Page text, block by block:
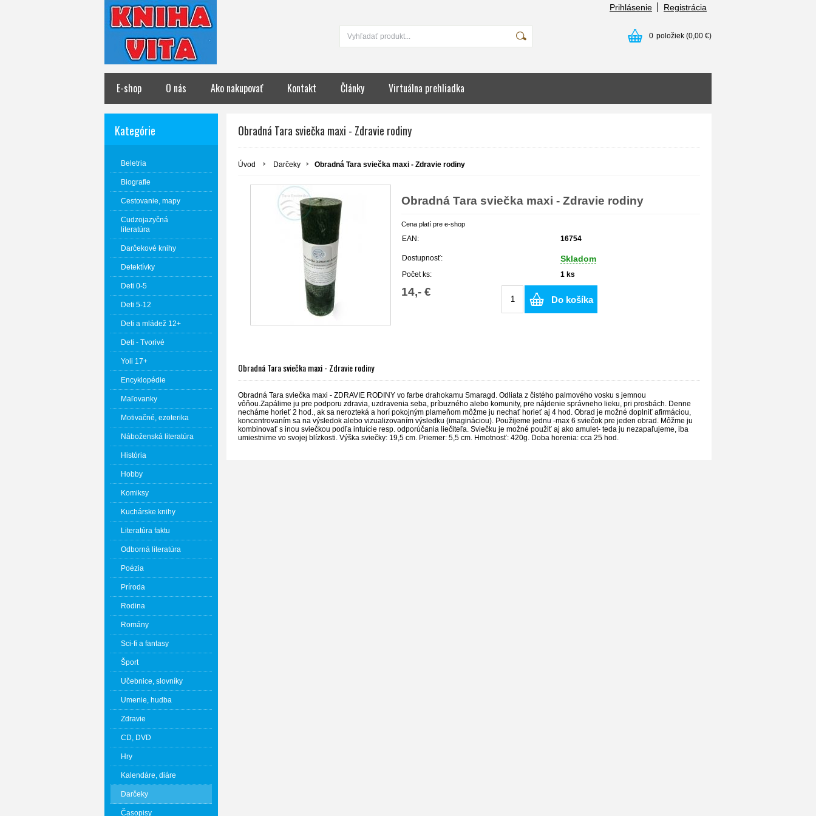
Prihlásenie Registrácia
0 položiek (0,00 €)
E-shop O nás Ako nakupovať Kontakt Články Virtuálna prehliadka
Kategórie
Beletria
Biografie
Cestovanie, mapy
Cudzojazyčná
literatúra
Darčekové knihy
Detektívky
Deti 0-5
Deti 5-12
Deti a mládež 12+
Deti - Tvorivé
Yoli 17+
Encyklopédie
Maľovanky
Motivačné, ezoterika
Náboženská literatúra
História
Hobby
Komiksy
Kuchárske knihy
Literatúra faktu
Odborná literatúra
Poézia
Príroda
Rodina
Romány
Sci-fi a fantasy
Šport
Učebnice, slovníky
Umenie, hudba
Zdravie
CD, DVD
Hry
Kalendáre, diáre
Darčeky
Časopisy
Obradná Tara sviečka maxi - Zdravie rodiny
Úvod Darčeky Obradná Tara sviečka maxi - Zdravie rodiny
Obradná Tara sviečka maxi - Zdravie rodiny
Cena platí pre e-shop
EAN: 16754
Dostupnosť: Skladom
Počet ks: 1 ks
14,- €
Do košíka
Obradná Tara sviečka maxi - Zdravie rodiny
Obradná Tara sviečka maxi - ZDRAVIE RODINY vo farbe drahokamu Smaragd. Odliata z čistého palmového vosku s jemnou
vôňou.Zapálime ju pre podporu zdravia, uzdravenia seba, príbuzného alebo komunity, pre nájdenie správneho lieku, pri prosbách. Denne
necháme horieť 2 hod., ak sa nerozteká a horí pokojným plameňom môžme ju nechať horieť aj 4 hod. Obrad je možné doplniť afirmáciou,
koncentrovaním sa na výsledok alebo vizualizovaním výsledku (imagináciou). Použijeme jednu -max 6 sviečok pre jeden obrad. Môžme ju
kombinovať s inou sviečkou podľa intuície resp. odporúčania liečiteľa. Sviečku je možné použiť aj ako amulet- teda ju nezapaľujeme, iba
umiestnime vo svojej blízkosti. Výška sviečky: 19,5 cm. Priemer: 5,5 cm. Hmotnosť: 420g. Doba horenia: cca 25 hod.